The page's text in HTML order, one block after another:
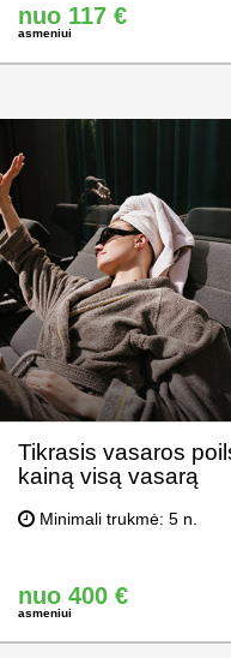
nuo 117 €
asmeniui
Tikrasis vasaros
kainą visą vasarą
Minimali trukmė: 5 n.
nuo 400 €
asmeniui